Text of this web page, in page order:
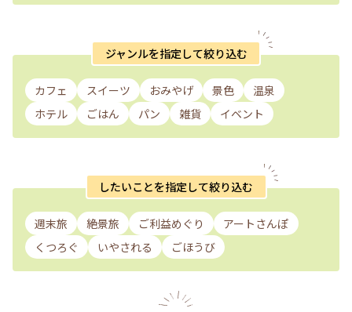
ジャンルを指定して絞り込む
カフェ スイーツ おみやげ 景色
温泉
ホテル
ごはん パン 雑貨 イベント
したいことを指定して絞り込む
週末旅 絶景旅 ご利益めぐり
アートさんぽ
くつろぐ
いやされる ごほうび